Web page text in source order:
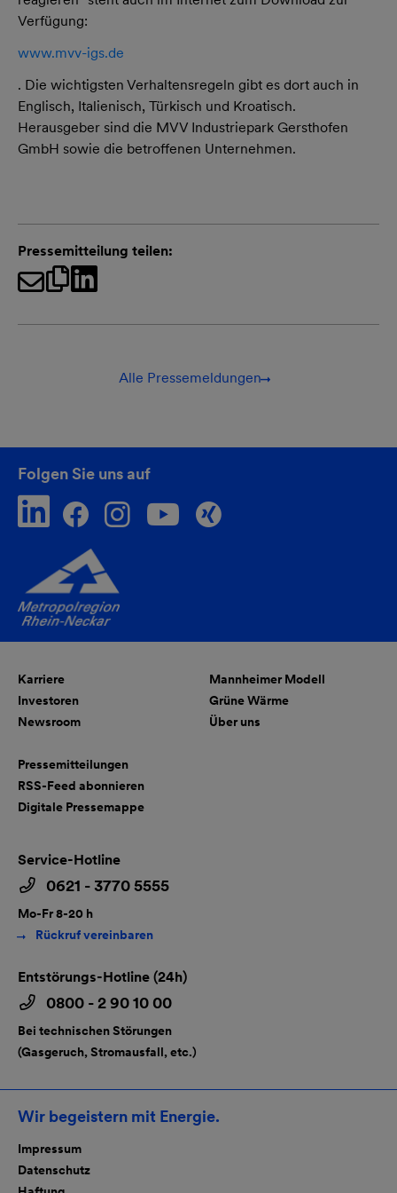
Verfügung:
www.mvv-igs.de
. Die wichtigsten Verhaltensregeln gibt es dort auch in
Englisch, Italienisch, Türkisch und Kroatisch.
Herausgeber sind die MVV Industriepark Gersthofen
GmbH sowie die betroffenen Unternehmen.
Pressemitteilung teilen:
Alle Pressemeldungen
Folgen Sie uns auf
Karriere
Investoren
Newsroom
Mannheimer Modell
Grüne Wärme
Über uns
Pressemitteilungen
RSS-Feed abonnieren
Digitale Pressemappe
Service-Hotline
0621 - 3770 5555
Mo-Fr 8-20 h
Rückruf vereinbaren
Entstörungs-Hotline (24h)
0800 - 2 90 10 00
Bei technischen Störungen
(Gasgeruch, Stromausfall, etc.)
Wir begeistern mit Energie.
Impressum
Datenschutz